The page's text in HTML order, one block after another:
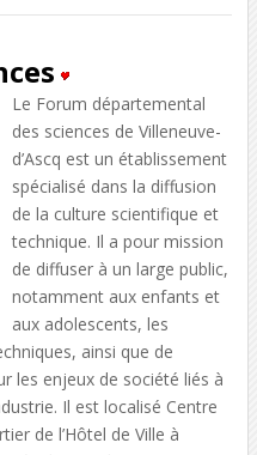
Le Forum départemental
des sciences de Villeneuve-
d’Ascq est un établissement
spécialisé dans la diffusion
de la culture scientifique et
technique. Il a pour mission
de diffuser à un large public,
notamment aux enfants et
aux adolescents, les
ainsi que de
les enjeux de société liés à
Il est localisé Centre
de l’Hôtel de Ville à